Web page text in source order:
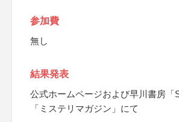
参加費
無し
結果発表
公式ホームページおよび早川書房「
「ミステリマガジン」にて